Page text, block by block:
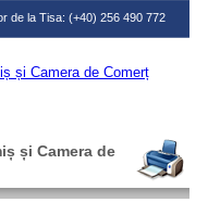
de la Tisa: (+40) 256 490 772
și Camera de Comerț
și Camera de